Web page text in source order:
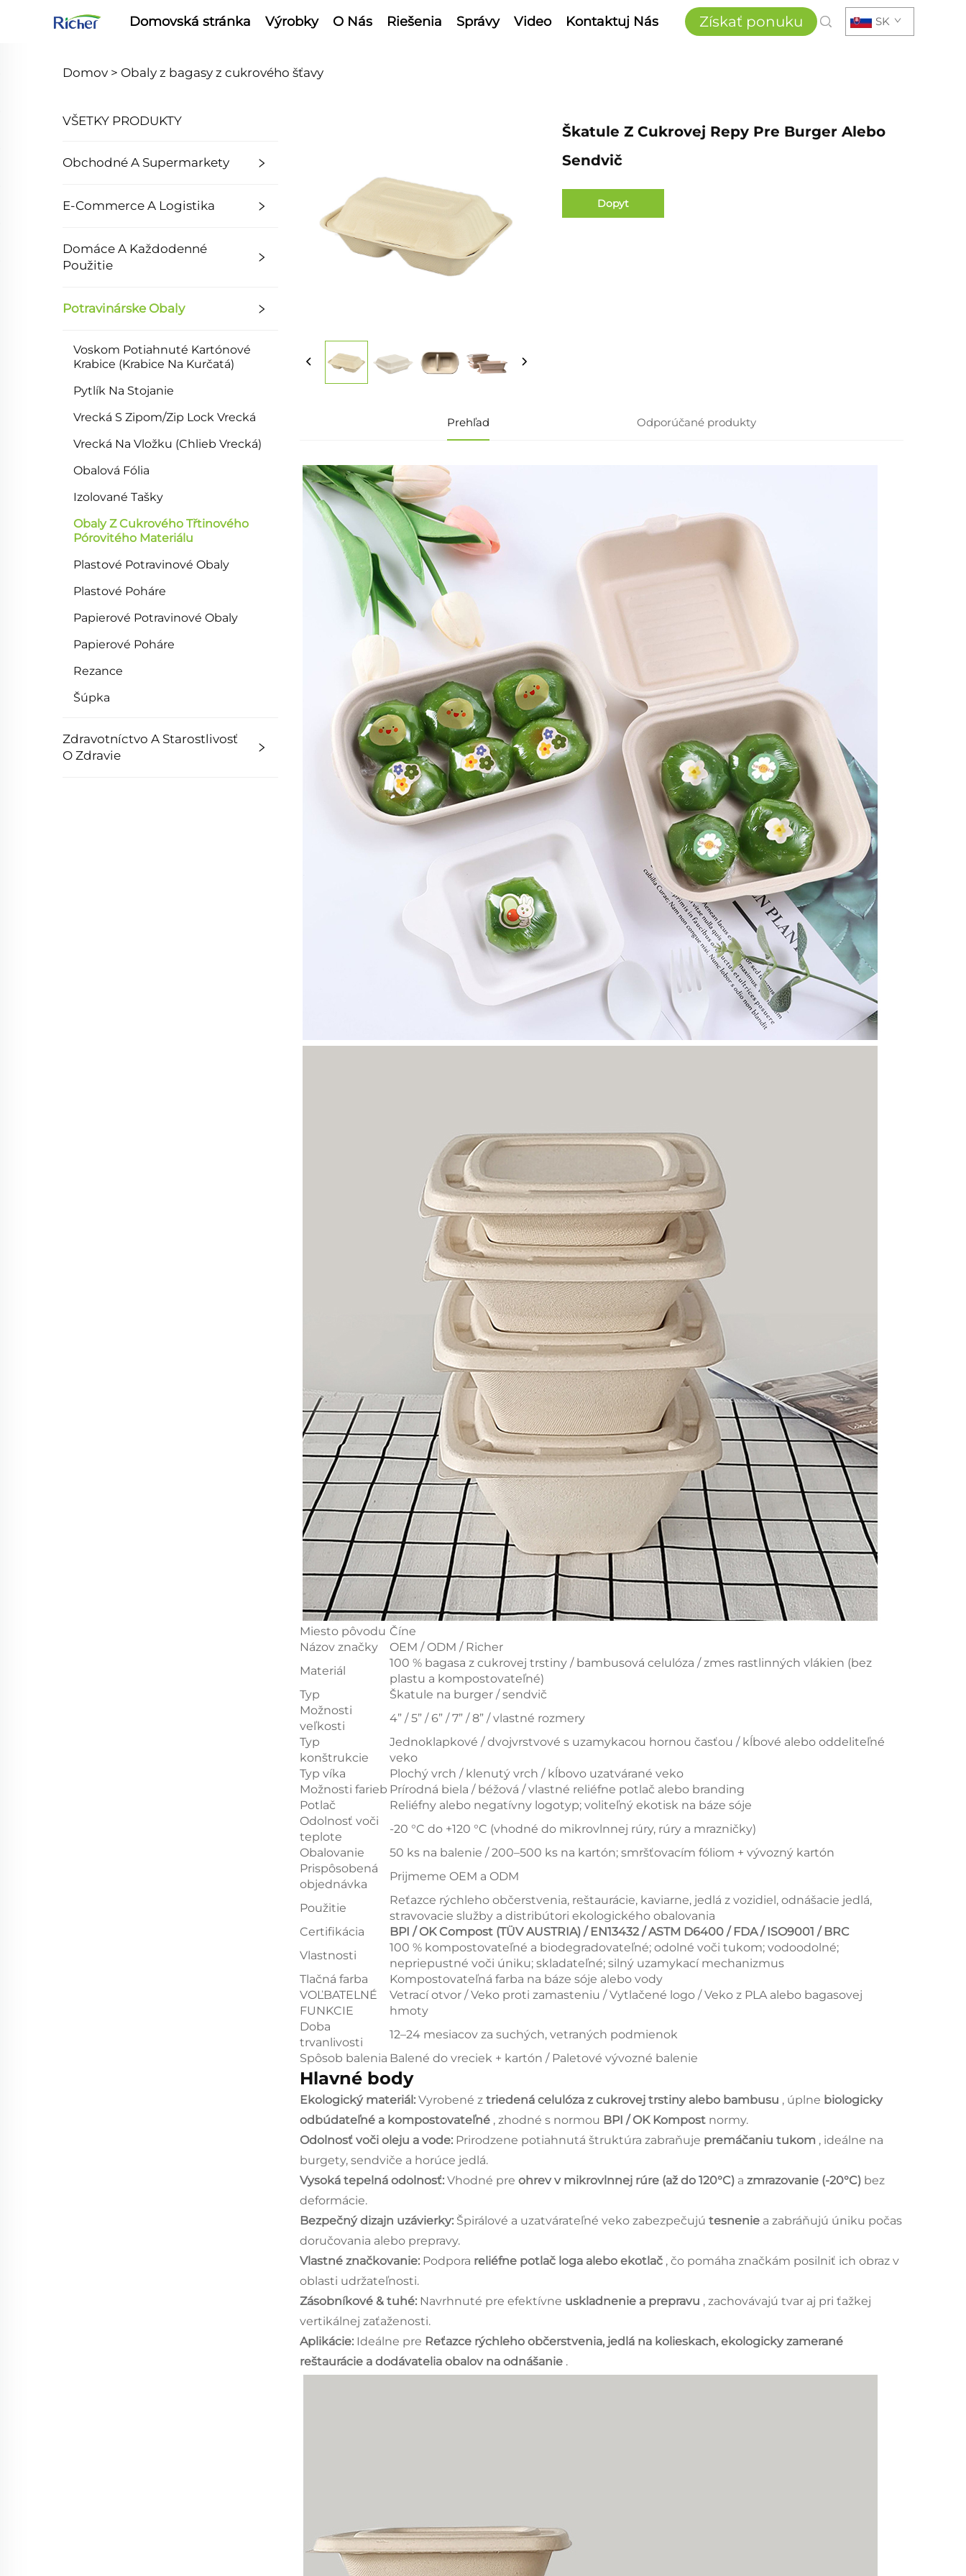
Domovská stránka Výrobky O Nás Riešenia Správy Video Kontaktuj Nás Získať ponuku SK
Domov > Obaly z bagasy z cukrového šťavy
VŠETKY PRODUKTY
Obchodné A Supermarkety
E-Commerce A Logistika
Domáce A Každodenné
Použitie
Potravinárske Obaly
Voskom Potiahnuté Kartónové
Krabice (krabice Na Kurčatá)
Pytlík Na Stojanie
Vrecká S Zipom/Zip Lock Vrecká
Vrecká Na Vložku (chlieb Vrecká)
Obalová Fólia
Izolované Tašky
Obaly Z Cukrového Třtinového
Pórovitého Materiálu
Plastové Potravinové Obaly
Plastové Poháre
Papierové Potravinové Obaly
Papierové Poháre
Rezance
Šúpka
Zdravotníctvo A Starostlivosť
O Zdravie
Škatule Z Cukrovej Repy Pre Burger Alebo
Sendvič
Dopyt
Prehľad Odporúčané produkty
Miesto pôvodu Číne
Názov značky
OEM / ODM / Richer
Materiál
100 % bagasa z cukrovej trstiny / bambusová celulóza / zmes rastlinných vlákien (bez
plastu a kompostovateľné)
Typ
Škatule na burger / sendvič
Možnosti
veľkosti
4” / 5” / 6” / 7” / 8” / vlastné rozmery
Typ
konštrukcie
Jednoklapkové / dvojvrstvové s uzamykacou hornou časťou / kĺbové alebo oddeliteľné
veko
Typ víka
Plochý vrch / klenutý vrch / kĺbovo uzatvárané veko
Možnosti farieb Prírodná biela / béžová / vlastné reliéfne potlač alebo branding
Potlač
Reliéfny alebo negatívny logotyp; voliteľný ekotisk na báze sóje
Odolnosť voči
teplote
-20 °C do +120 °C (vhodné do mikrovlnnej rúry, rúry a mrazničky)
Obalovanie
50 ks na balenie / 200–500 ks na kartón; smršťovacím fóliom + vývozný kartón
Prispôsobená
objednávka
Prijmeme OEM a ODM
Použitie
Reťazce rýchleho občerstvenia, reštaurácie, kaviarne, jedlá z vozidiel, odnášacie jedlá,
stravovacie služby a distribútori ekologického obalovania
Certifikácia
BPI / OK Compost (TÜV AUSTRIA) / EN13432 / ASTM D6400 / FDA / ISO9001 / BRC
Vlastnosti
100 % kompostovateľné a biodegradovateľné; odolné voči tukom; vodoodolné;
nepriepustné voči úniku; skladateľné; silný uzamykací mechanizmus
Tlačná farba
Kompostovateľná farba na báze sóje alebo vody
VOĽBATELNÉ
FUNKCIE
Vetrací otvor / Veko proti zamasteniu / Vytlačené logo / Veko z PLA alebo bagasovej
hmoty
Doba
trvanlivosti
12–24 mesiacov za suchých, vetraných podmienok
Spôsob balenia Balené do vreciek + kartón / Paletové vývozné balenie
Hlavné body
Ekologický materiál: Vyrobené z triedená celulóza z cukrovej trstiny alebo bambusu , úplne biologicky
odbúdateľné a kompostovateľné , zhodné s normou BPI / OK Kompost normy.
Odolnosť voči oleju a vode: Prirodzene potiahnutá štruktúra zabraňuje premáčaniu tukom , ideálne na
burgety, sendviče a horúce jedlá.
Vysoká tepelná odolnosť: Vhodné pre ohrev v mikrovlnnej rúre (až do 120°C) a zmrazovanie (-20°C) bez
deformácie.
Bezpečný dizajn uzávierky: Špirálové a uzatvárateľné veko zabezpečujú tesnenie a zabráňujú úniku počas
doručovania alebo prepravy.
Vlastné značkovanie: Podpora reliéfne potlač loga alebo ekotlač , čo pomáha značkám posilniť ich obraz v
oblasti udržateľnosti.
Zásobníkové & tuhé: Navrhnuté pre efektívne uskladnenie a prepravu , zachovávajú tvar aj pri ťažkej
vertikálnej zaťaženosti.
Aplikácie: Ideálne pre Reťazce rýchleho občerstvenia, jedlá na kolieskach, ekologicky zamerané
reštaurácie a dodávatelia obalov na odnášanie .